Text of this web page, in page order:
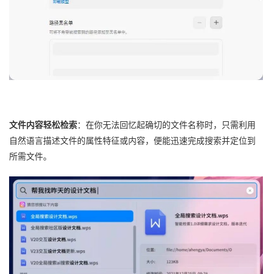
文件内容轻松检索：在你无法回忆起确切的文件名称时，只需利用
自然语言描述文件的属性特征或内容，便能迅速完成搜索并定位到
所需文件。